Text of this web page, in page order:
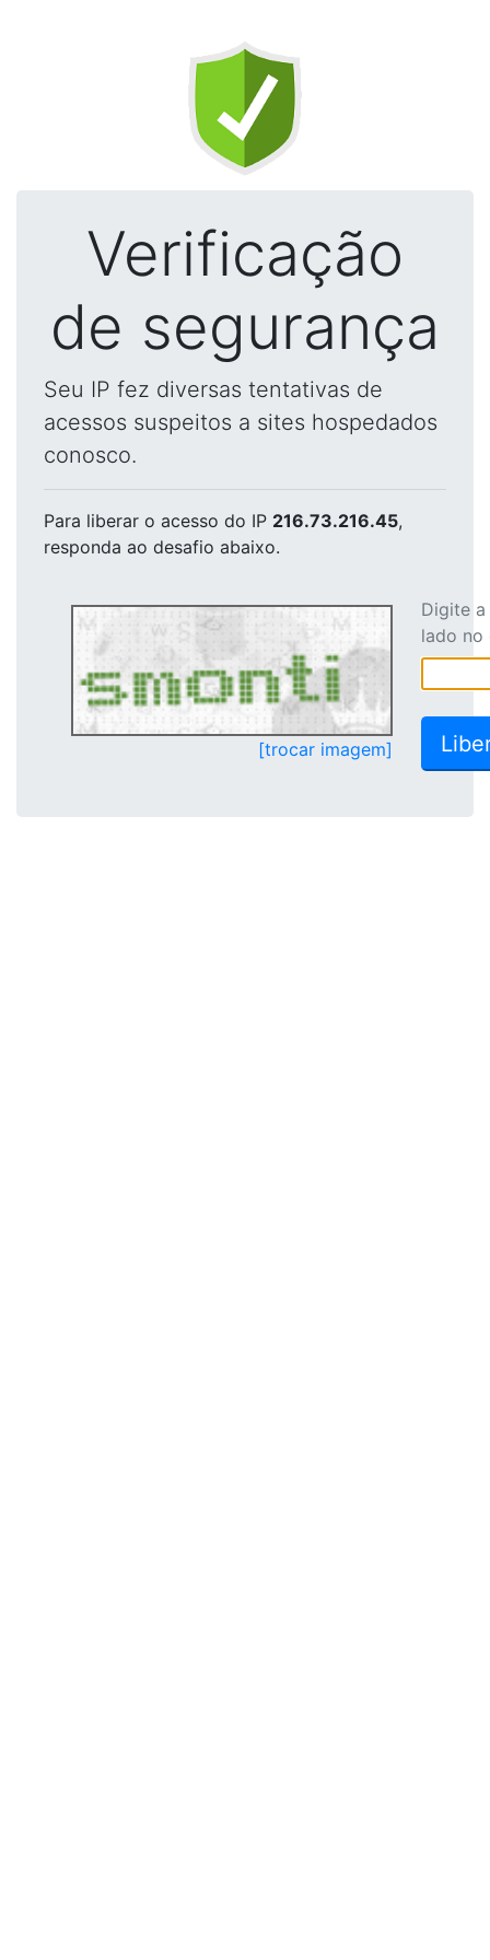
Verificação
de segurança
Seu IP fez diversas tentativas de
acessos suspeitos a sites hospedados
conosco.
Para liberar o acesso do IP 216.73.216.45,
responda ao desafio abaixo.
[trocar imagem]
Digite
lado no